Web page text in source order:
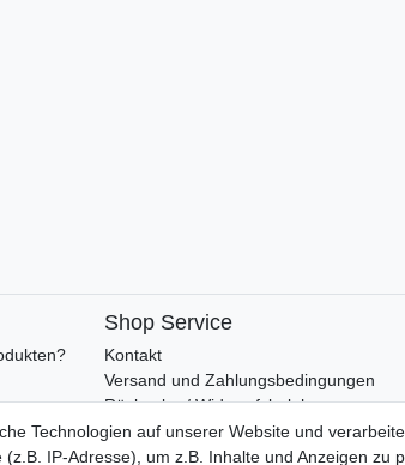
Shop Service
Kontakt
Versand und Zahlungsbedingungen
Rückgabe / Widerrufsbelehrung
Retoure
AGB
Technologien auf unserer Website und
IP-Adresse), um z.B. Inhalte und Anzeigen zu